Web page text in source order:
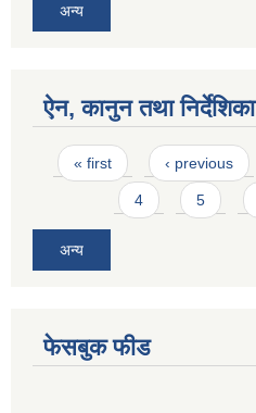
अन्य
ऐन, कानुन तथा निर्देशिका
Pages
« first ‹ previous
4 5
अन्य
फेसबुक फीड